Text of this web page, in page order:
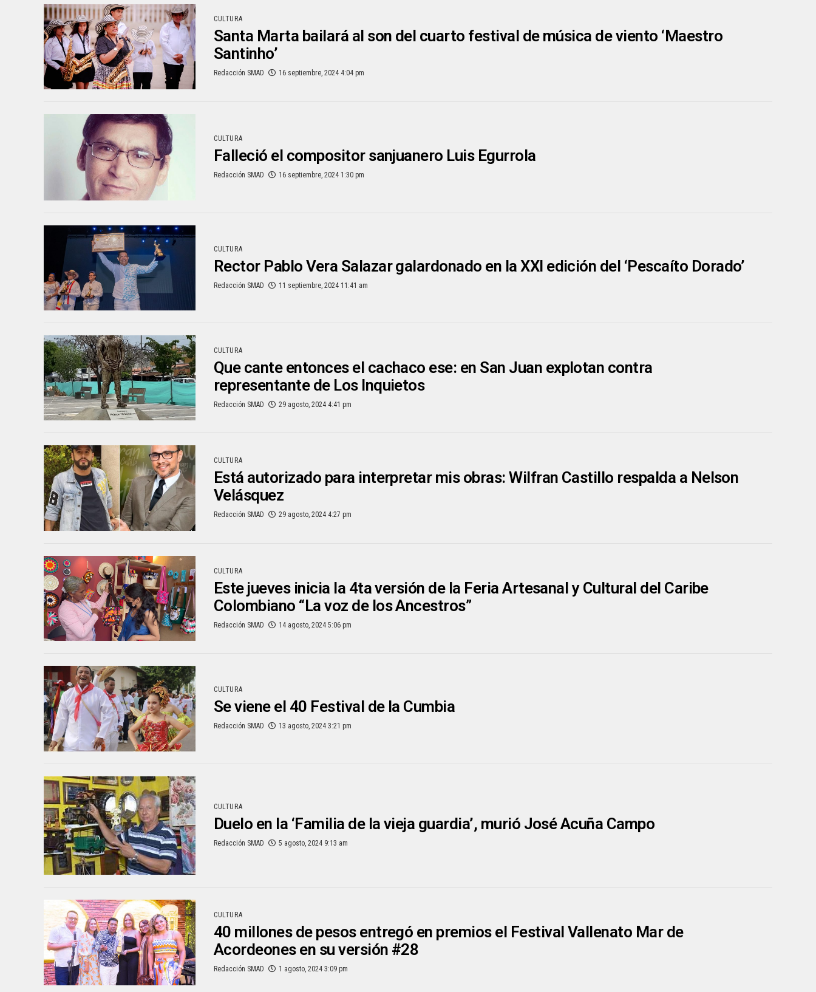
CULTURA
Santa Marta bailará al son del cuarto festival de música de viento ‘Maestro
Santinho’
Redacción SMAD 16 septiembre, 2024 4:04 pm
CULTURA
Falleció el compositor sanjuanero Luis Egurrola
Redacción SMAD 16 septiembre, 2024 1:30 pm
CULTURA
Rector Pablo Vera Salazar galardonado en la XXI edición del ‘Pescaíto Dorado’
Redacción SMAD 11 septiembre, 2024 11:41 am
CULTURA
Que cante entonces el cachaco ese: en San Juan explotan contra
representante de Los Inquietos
Redacción SMAD 29 agosto, 2024 4:41 pm
CULTURA
Está autorizado para interpretar mis obras: Wilfran Castillo respalda a Nelson
Velásquez
Redacción SMAD 29 agosto, 2024 4:27 pm
CULTURA
Este jueves inicia la 4ta versión de la Feria Artesanal y Cultural del Caribe
Colombiano “La voz de los Ancestros”
Redacción SMAD 14 agosto, 2024 5:06 pm
CULTURA
Se viene el 40 Festival de la Cumbia
Redacción SMAD 13 agosto, 2024 3:21 pm
CULTURA
Duelo en la ‘Familia de la vieja guardia’, murió José Acuña Campo
Redacción SMAD 5 agosto, 2024 9:13 am
CULTURA
40 millones de pesos entregó en premios el Festival Vallenato Mar de
Acordeones en su versión #28
Redacción SMAD 1 agosto, 2024 3:09 pm